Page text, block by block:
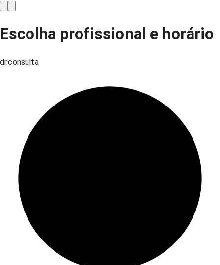
Escolha profissional e horário
dr.consulta